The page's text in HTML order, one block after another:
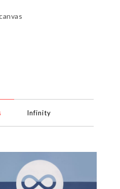
Infinity